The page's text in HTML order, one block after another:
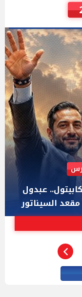
يواجه "هايلي
ميشيجان